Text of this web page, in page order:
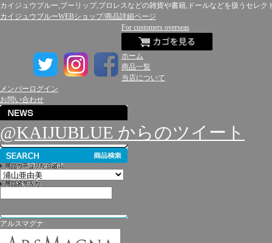
カイジュウブルー,プーリップ,プロレスなどの雑貨や書籍,ドールなどを扱うセレク
カイジュウブルーWEBショップ/商品詳細ページ
For customers overseas
ホーム
商品一覧
当店について
メンバーログイン
お問い合わせ
@KAIJUBLUE からのツイート
アルスマグナ